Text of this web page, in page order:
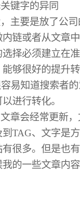
键字的异同
主要是放了公
链或者从文章
择必须建立在
能够很好的提升
易知道搜索者
进行转化。
章会经常更新
TAG、文字是
很多。但是也
的一些文章内